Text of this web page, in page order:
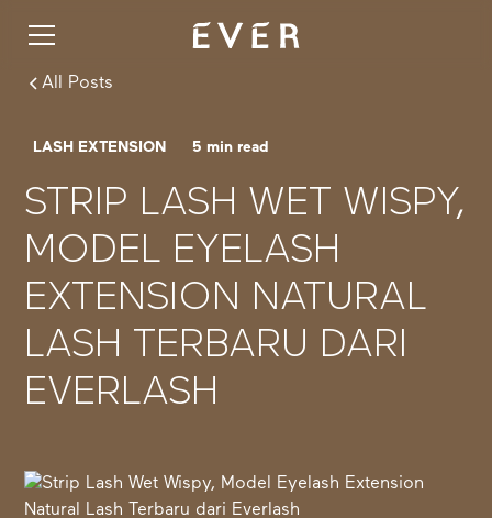
All Posts
LASH EXTENSION 5 min read
STRIP LASH WET WISPY,
MODEL EYELASH
EXTENSION NATURAL
LASH TERBARU DARI
EVERLASH